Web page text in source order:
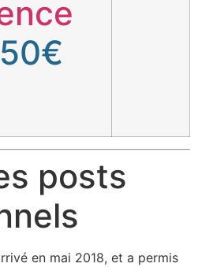
posts
en mai 2018, et a permis